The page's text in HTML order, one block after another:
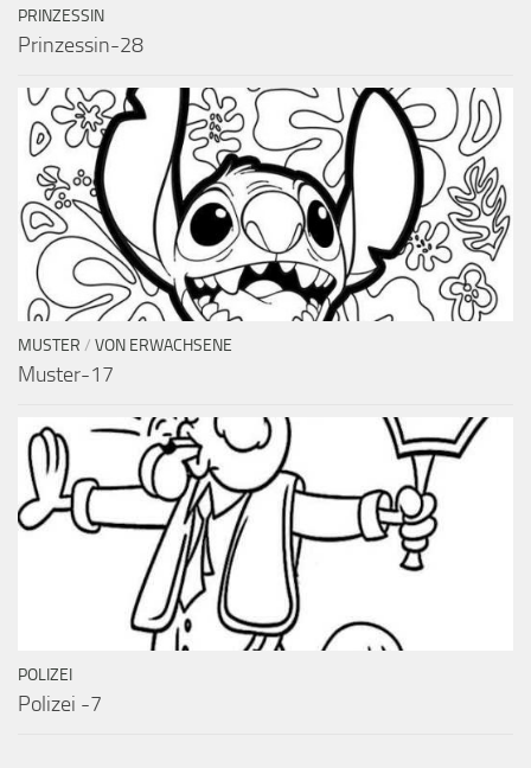
PRINZESSIN
Prinzessin-28
MUSTER / VON ERWACHSENE
Muster-17
POLIZEI
Polizei -7